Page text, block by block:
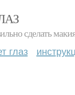
сделать
глаз